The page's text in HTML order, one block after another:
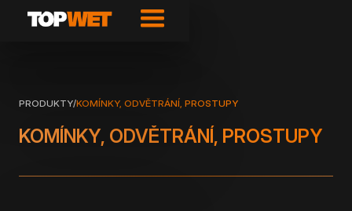
PRODUKTY/KOMÍNKY, ODVĚTRÁNÍ, PROSTUPY
KOMÍNKY, ODVĚTRÁNÍ, PROSTUPY